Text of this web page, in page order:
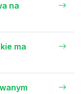
na
ma